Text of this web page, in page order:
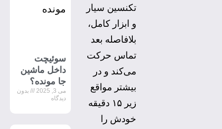
تکنسین سیار
و ابزار کامل،
بلافاصله بعد
تماس حرکت
می‌کند و در
بیشتر مواقع
زیر ۱۵ دقیقه
خودش را
سوئیچت
داخل ماشین
جا مونده؟
می 3, 2025
بدون
دیدگاه